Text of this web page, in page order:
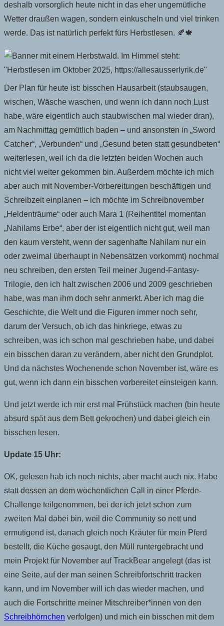
deshalb vorsorglich heute nicht in das eher ungemütliche
Wetter draußen wagen, sondern einkuscheln und viel trinken
werde. Das ist natürlich perfekt fürs Herbstlesen. 🍂🍁
Der Plan für heute ist: bisschen Hausarbeit (staubsaugen,
wischen, Wäsche waschen, und wenn ich dann noch Lust
habe, wäre eigentlich auch staubwischen mal wieder dran),
am Nachmittag gemütlich baden – und ansonsten in „Sword
Catcher“, „Verbunden“ und „Gesund beten statt gesundbeten“
weiterlesen, weil ich da die letzten beiden Wochen auch
nicht viel weiter gekommen bin. Außerdem möchte ich mich
aber auch mit November-Vorbereitungen beschäftigen und
Schreibzeit einplanen – ich möchte im Schreibnovember
„Heldenträume“ oder auch Mara 1 (Reihentitel momentan
„Nahilams Erbe“, aber der ist eigentlich nicht gut, weil man
den kaum versteht, wenn der sagenhafte Nahilam nur ein
oder zweimal überhaupt in Nebensätzen vorkommt) nochmal
neu schreiben, den ersten Teil meiner Jugend-Fantasy-
Trilogie, den ich halt zwischen 2006 und 2009 geschrieben
habe, was man ihm doch sehr anmerkt. Aber ich mag die
Geschichte, die Welt und die Figuren immer noch sehr,
darum der Versuch, ob ich das hinkriege, etwas zu
schreiben, was ich schon mal geschrieben habe, und dabei
ein bisschen daran zu verändern, aber nicht den Grundplot.
Und da nächstes Wochenende schon November ist, wäre es
gut, wenn ich dann ein bisschen vorbereitet einsteigen kann.
Und jetzt werde ich mir erst mal Frühstück machen (bin heute
absurd spät aus dem Bett gekrochen) und dabei gleich ein
bisschen lesen.
Update 15 Uhr:
OK, gelesen hab ich noch nichts, aber macht auch nix. Habe
statt dessen an dem wöchentlichen Call in einer Pferde-
Challenge teilgenommen, bei der ich jetzt schon zum
zweiten Mal dabei bin, weil die Community so nett und
ermutigend ist, danach gleich noch Kräuter für mein Pferd
bestellt, die Küche gesaugt, den Müll runtergebracht und
mein Projekt für November auf TrackBear angelegt (das ist
eine Seite, auf der man seinen Schreibfortschritt tracken
kann, und im November will ich das wieder machen, und
auch die Fortschritte meiner Mitschreiber*innen von den
Schreibhörnchen verfolgen) und mich ein bisschen mit dem